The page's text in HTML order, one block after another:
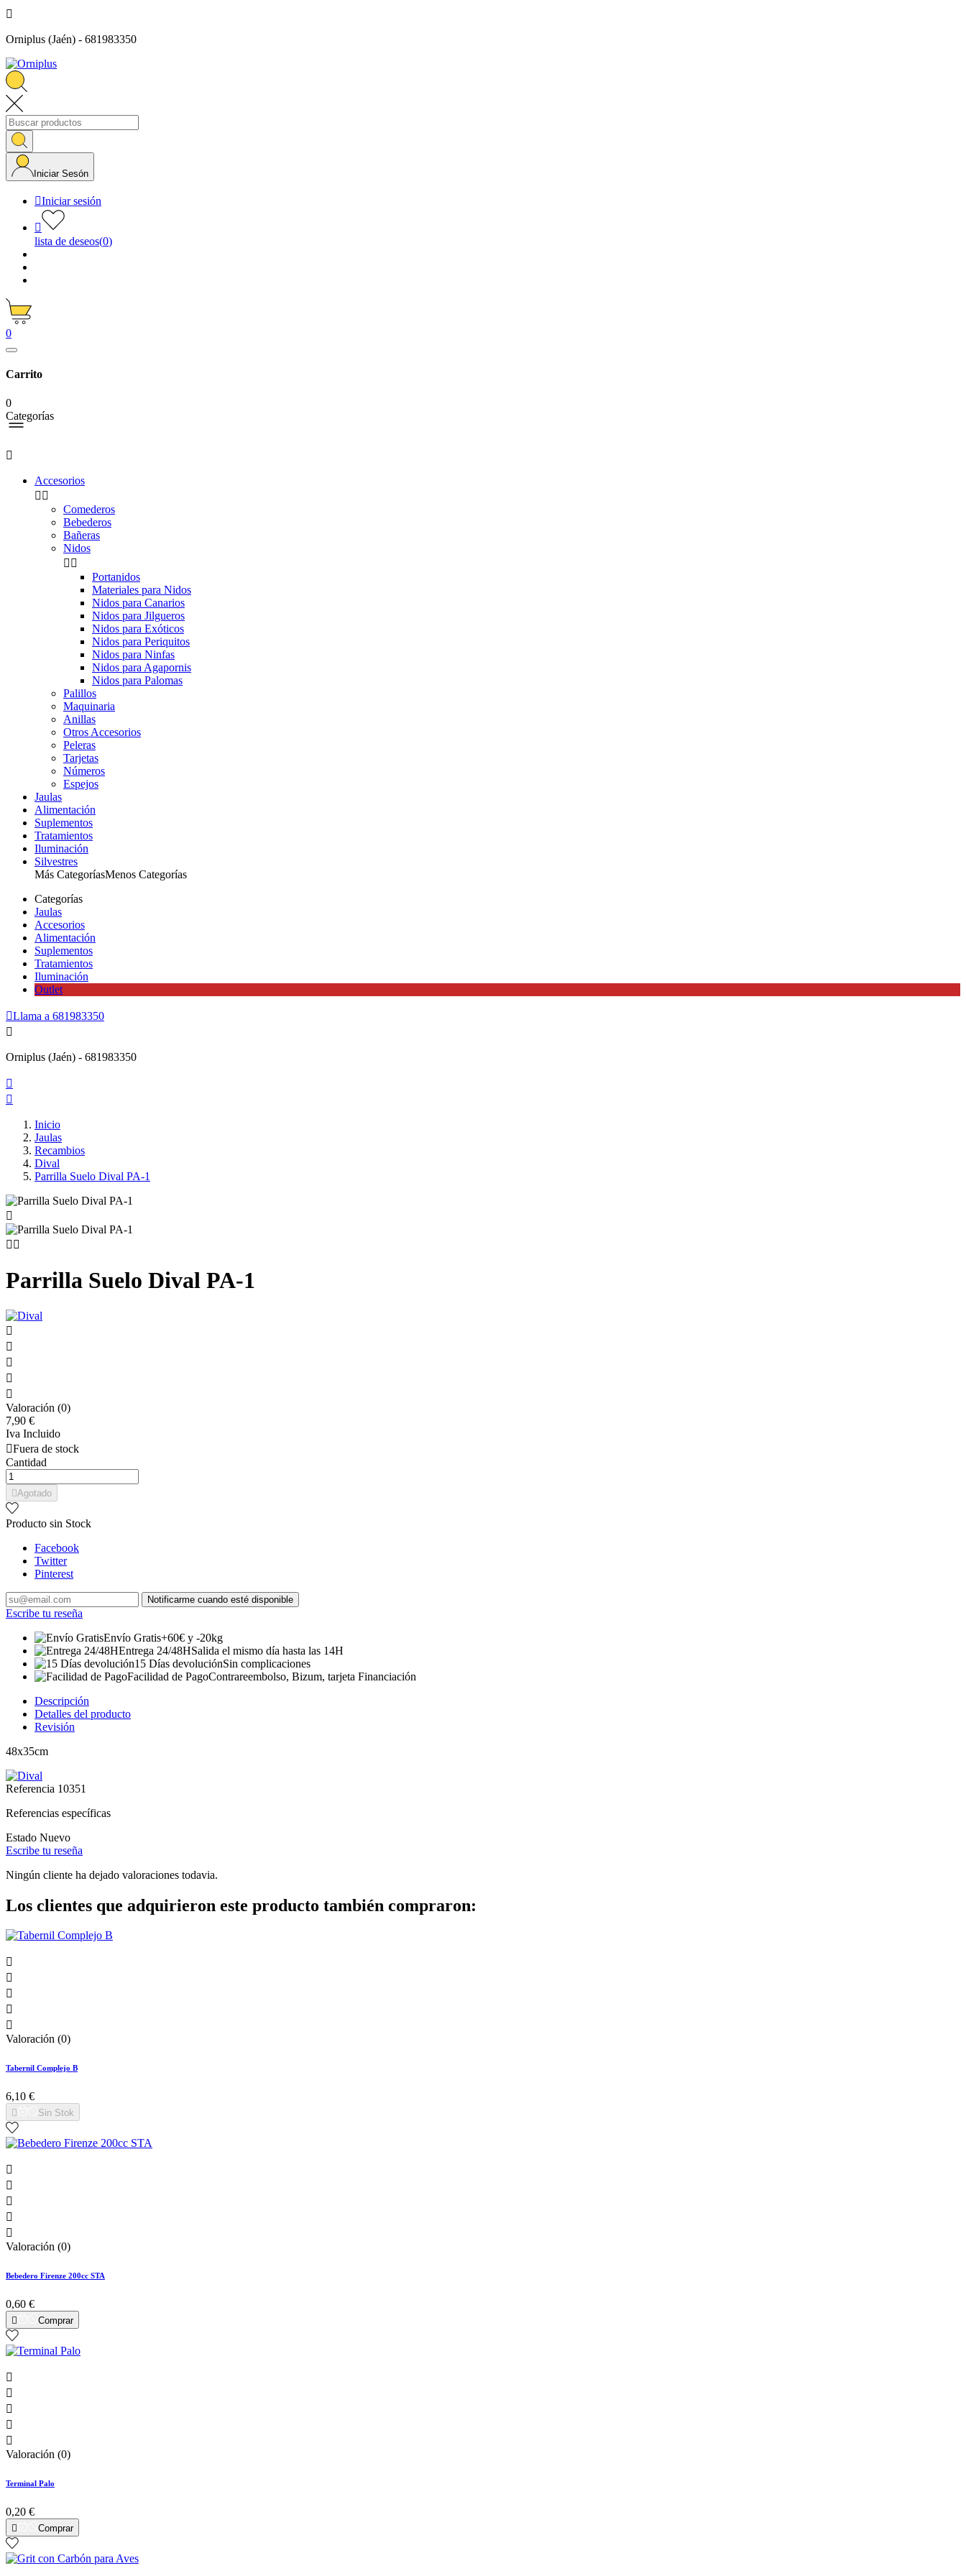

Orniplus (Jaén) - 681983350
Iniciar Sesón
Iniciar sesión

lista de deseos(0)
0
Carrito
0
Categorías

Accesorios
 
Comederos
Bebederos
Bañeras
Nidos
 
Portanidos
Materiales para Nidos
Nidos para Canarios
Nidos para Jilgueros
Nidos para Exóticos
Nidos para Periquitos
Nidos para Ninfas
Nidos para Agapornis
Nidos para Palomas
Palillos
Maquinaria
Anillas
Otros Accesorios
Peleras
Tarjetas
Números
Espejos
Jaulas
Alimentación
Suplementos
Tratamientos
Iluminación
Silvestres
Más CategoríasMenos Categorías
Categorías
Jaulas
Accesorios
Alimentación
Suplementos
Tratamientos
Iluminación
Outlet
Llama a 681983350

Orniplus (Jaén) - 681983350


Inicio
Jaulas
Recambios
Dival
Parrilla Suelo Dival PA-1

 
Parrilla Suelo Dival PA-1





Valoración (0)
7,90 €
Iva Incluido
Fuera de stock
Cantidad
Agotado
Producto sin Stock
Facebook
Twitter
Pinterest
Notificarme cuando esté disponible
Escribe tu reseña
Envío Gratis+60€ y -20kg
Entrega 24/48HSalida el mismo día hasta las 14H
15 Días devoluciónSin complicaciones
Facilidad de PagoContrareembolso, Bizum, tarjeta Financiación
Descripción
Detalles del producto
Revisión
48x35cm
Referencia 10351
Referencias específicas
Estado Nuevo
Escribe tu reseña
Ningún cliente ha dejado valoraciones todavia.
Los clientes que adquirieron este producto también compraron:





Valoración (0)
Tabernil Complejo B
6,10 €
 Sin Stok





Valoración (0)
Bebedero Firenze 200cc STA
0,60 €
 Comprar





Valoración (0)
Terminal Palo
0,20 €
 Comprar